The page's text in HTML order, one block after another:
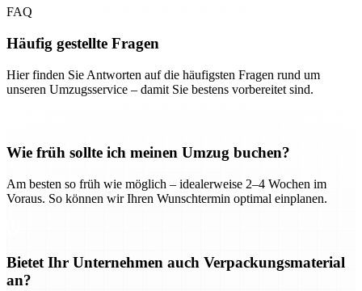
FAQ
Häufig gestellte Fragen
Hier finden Sie Antworten auf die häufigsten Fragen rund um
unseren Umzugsservice – damit Sie bestens vorbereitet sind.
Wie früh sollte ich meinen Umzug buchen?
Am besten so früh wie möglich – idealerweise 2–4 Wochen im
Voraus. So können wir Ihren Wunschtermin optimal einplanen.
Bietet Ihr Unternehmen auch Verpackungsmaterial
an?